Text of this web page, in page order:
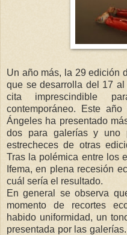
Un año más, la 29 edición
que se desarrolla del 17
cita imprescindible
contemporáneo. Este
Ángeles ha presentado
dos para galerías y uno
estrecheces de otras
Tras la polémica entre los
Ifema, en plena recesión
cuál sería el resultado.
En general se observa
momento de recortes
habido uniformidad, un
presentada por las